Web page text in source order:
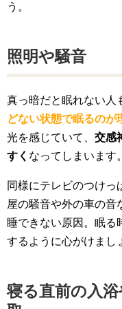
う。
照明や騒音
真っ暗だと眠れない人
どない状態で眠るのが
光を感じていて、 交感
すく なってしまいます。
同様にテレビのつけっ
屋の騒音や外の車の音
睡できない原因。眠る
するように心がけまし
寝る直前の入